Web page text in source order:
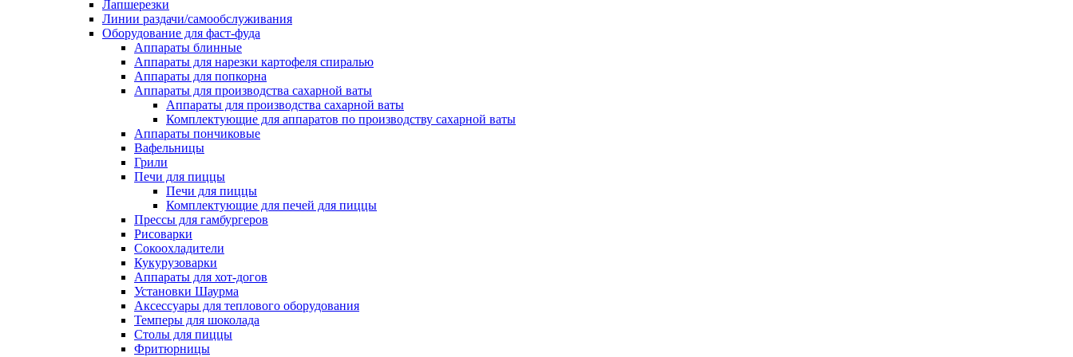
Лапшерезки
Линии раздачи/самообслуживания
Оборудование для фаст-фуда
Аппараты блинные
Аппараты для нарезки картофеля спиралью
Аппараты для попкорна
Аппараты для производства сахарной ваты
Аппараты для производства сахарной ваты
Комплектующие для аппаратов по производству сахарной ваты
Аппараты пончиковые
Вафельницы
Грили
Печи для пиццы
Печи для пиццы
Комплектующие для печей для пиццы
Прессы для гамбургеров
Рисоварки
Сокоохладители
Кукурузоварки
Аппараты для хот-догов
Установки Шаурма
Аксессуары для теплового оборудования
Темперы для шоколада
Столы для пиццы
Фритюрницы